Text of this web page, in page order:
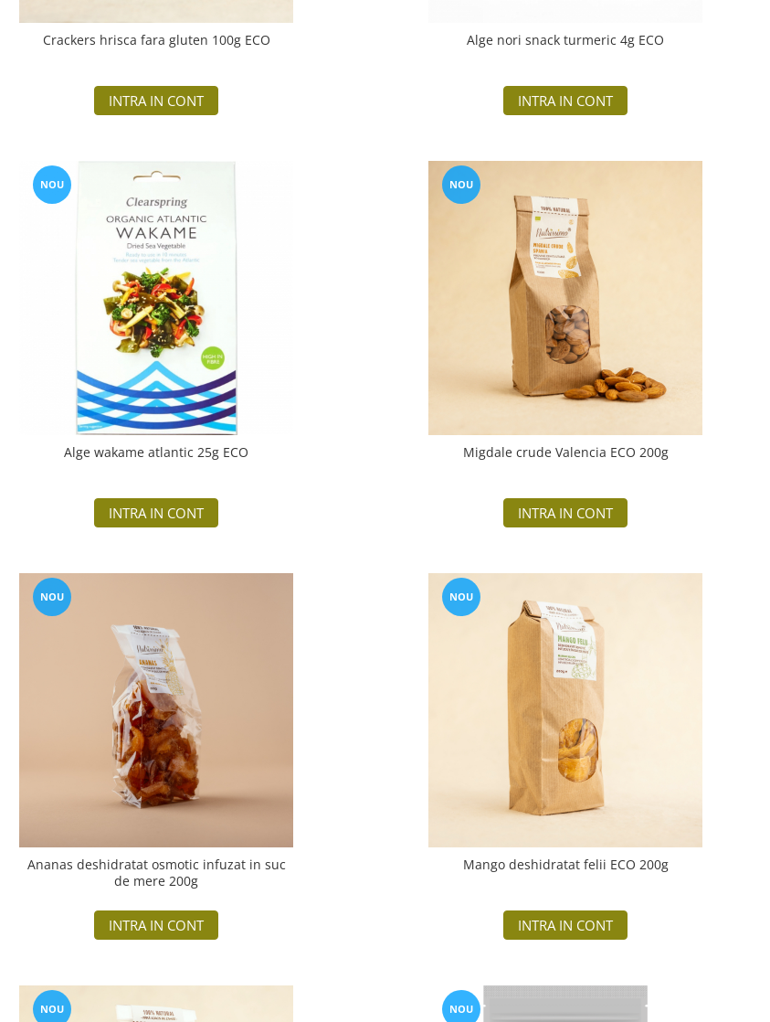
Crackers hrisca fara gluten 100g ECO
INTRA IN CONT
Alge nori snack turmeric 4g ECO
INTRA IN CONT
NOU
Alge wakame atlantic 25g ECO
INTRA IN CONT
NOU
Migdale crude Valencia ECO 200g
INTRA IN CONT
NOU
Ananas deshidratat osmotic infuzat in suc
de mere 200g
INTRA IN CONT
NOU
Mango deshidratat felii ECO 200g
INTRA IN CONT
NOU NOU